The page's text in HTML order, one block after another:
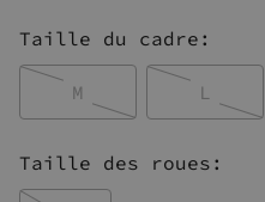
Taille du cadre :
M L
Taille des roues :